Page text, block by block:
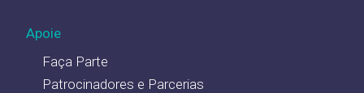
Apoie
Faça Parte
Patrocinadores e Parcerias